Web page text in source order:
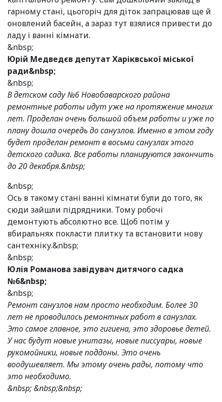
гарному стані, цьогоріч для діток запрацював ще й
оновлений басейн, а зараз тут взялися привести до
ладу і ванні кімнати.
&nbsp;
Юрій Медведєв депутат Харіквської міської
ради&nbsp;
&nbsp;
В детском саду №6 Новобаварского района
ремонтные работы идут уже на протяжение многих
лет. Проделан очень большой объем работы и уже по
плану дошла очередь до санузлов. Именно в этом году
будет проделан ремонт в восьми санузлах этого
детского садика. Все работы планируются закончить
до 20 декабря.&nbsp;
&nbsp;
Ось в такому стані ванні кімнати були до того, як
сюди зайшли підрядники. Тому робочі
демонтують абсолютно все. Щоб потім у
вбиральнях покласти плитку та встановити нову
сантехніку.&nbsp;
&nbsp;
Юлія Романова завідувач дитячого садка
№6&nbsp;
&nbsp;
Ремонт санузлов нам просто необходим. Более 30
лет не проводилось ремонтных работ в санузлах.
Это самое главное, это гигиена, это здоровье детей.
У нас будут новые унитазы, новые писсуары, новые
рукомойники, новые поддоны. Это очень
воодушевляет. Мы этому очень рады, потому что
это необходимо.
&nbsp; &nbsp;&nbsp;